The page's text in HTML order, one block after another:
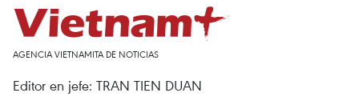
AGENCIA VIETNAMITA DE NOTICIAS
Editor en jefe: TRAN TIEN DUAN